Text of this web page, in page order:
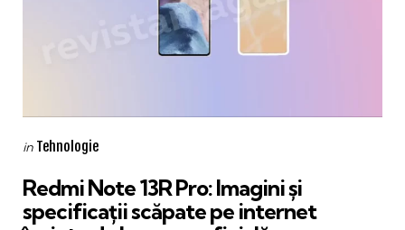
Categories
Posted
in Tehnologie
Redmi Note 13R Pro: Imagini și
specificații scăpate pe internet